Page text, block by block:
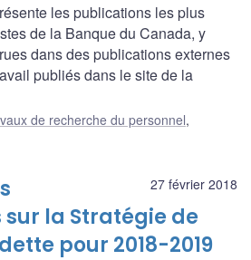
les publications les plus
de la Banque du Canada, y
dans des publications externes
publiés dans le site de la
de recherche du personnel,
27 février 2018
la Stratégie de
pour 2018-2019